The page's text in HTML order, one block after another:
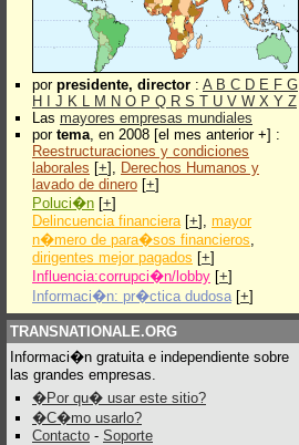
por presidente, director : A B C D E F G
H
J K L M N O P Q R S T U V W X Y Z
Las mayores empresas mundiales
por tema, en 2008 [el mes anterior +] :
Reestructuraciones y condiciones
laborales [+], Derechos Humanos y
lavado de dinero [+]
Poluci�n [+]
Delincuencia financiera[+], mayor
n�mero de para�sos financieros,
dirigentes mejor pagados [+]
Influencia:corrupci�n/lobby [+]
Informaci�n: pr�ctica dudosa [+]
TRANSNATIONALE.ORG
Informaci�n gratuita e independiente sobre
las grandes empresas.
�Por qu� usar este sitio?
�C�mo usarlo?
Contacto - Soporte